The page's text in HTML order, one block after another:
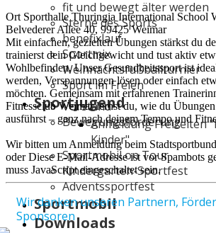
fit und bewegt älter werden
Sterne des Sports
benefixlauf
Sportmix
Weihnachtsfußballturnier
Sport im Freien
Sportjugend
Vorstand
Bewegungsförderung
Anmeldung Freizeiten
Kinder"
Sportmobil on Tour
Kindergarten-Sportfest
Adventssportfest
Sportmobil
Downloads
Ort Sporthalle Thuringia International School
Belvederer Allee 40, 99425 Weimar
Mit einfachen, gezielten Übungen stärkst du
trainierst dein Gleichgewicht und tust aktiv
Wohlbefinden. Unser Gesundheitssport ist
werden, Verspannungen lösen oder einfach
möchten. Gemeinsam mit erfahrenen
Fitnessclub Weimar lernst du, wie du
ausführst – ganz nach deinem Tempo und
Wir bitten um Anmeldung beim
oderDiese E-Mail-Adresse ist vor Spambots
muss JavaScript eingeschaltet sein.
Wir danken unseren Partnern,
Sponsoren